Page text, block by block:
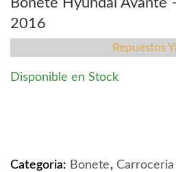
Bonete Hyundai Avante
2016
Repuestos
Disponible en Stock
Categoria: Bonete,